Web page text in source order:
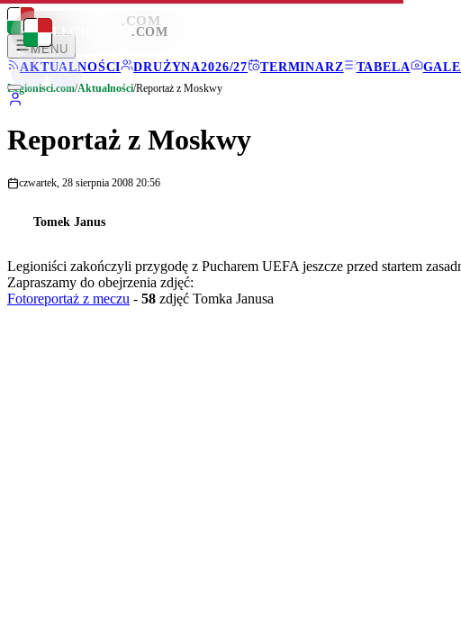
LEGIONISCI .COM
MENU
AKTUALNOŚCI
DRUŻYNA2026/27 TERMINARZ TABELA
LEGIONISCI .COM
Legionisci.com/Aktualności/Reportaż z Moskwy
Reportaż z Moskwy
czwartek, 28 sierpnia 2008 20:56
Tomek Janus
Legioniści zakończyli przygodę z Pucharem UEFA jeszcze przed startem
Zapraszamy do obejrzenia zdjęć:
Fotoreportaż z meczu - 58 zdjęć Tomka Janusa